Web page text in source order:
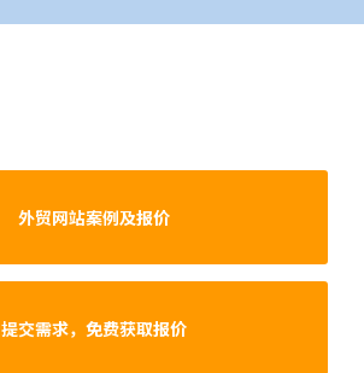
外贸网站案例及报价
提交需求，免费获取报价